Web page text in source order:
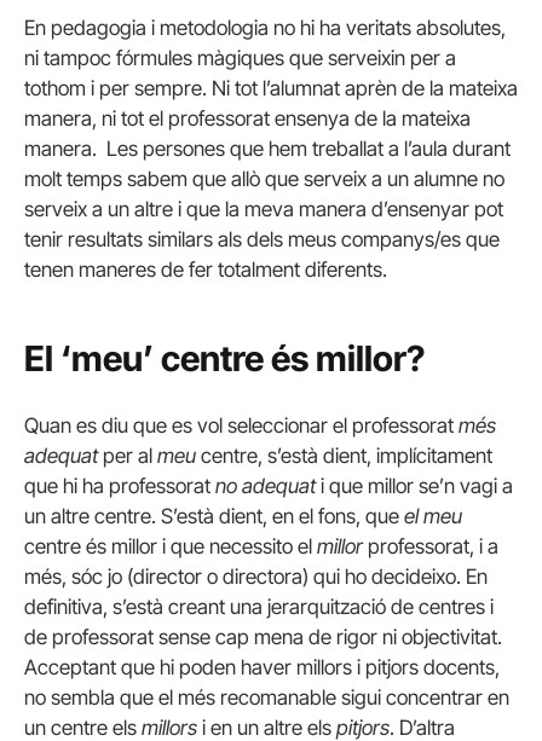
En pedagogia i metodologia no hi ha veritats absolutes,
ni tampoc fórmules màgiques que serveixin per a
tothom i per sempre. Ni tot l’alumnat aprèn de la mateixa
manera, ni tot el professorat ensenya de la mateixa
manera. Les persones que hem treballat a l’aula durant
molt temps sabem que allò que serveix a un alumne no
serveix a un altre i que la meva manera d’ensenyar pot
tenir resultats similars als dels meus companys/es que
tenen maneres de fer totalment diferents.
El ‘meu’ centre és millor?
Quan es diu que es vol seleccionar el professorat més
adequatper al meu centre, s’està dient, implícitament
que hi ha professorat no adequati que millor se’n vagi a
un altre centre. S’està dient, en el fons, que el meu
centre és millor i que necessito el millorprofessorat, i a
més, sóc jo (director o directora) qui ho decideixo. En
definitiva, s’està creant una jerarquització de centres i
de professorat sense cap mena de rigor ni objectivitat.
Acceptant que hi poden haver millors i pitjors docents,
no sembla que el més recomanable sigui concentrar en
un centre els millors i en un altre els pitjors. D’altra